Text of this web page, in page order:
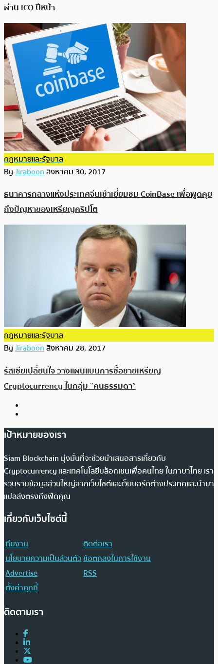
ผ่าน ICO ปีหน้า
กฎหมายและรัฐบาล
ByJiraboonสิงหาคม 30, 2017
ธนาคารกลางแห่งประเทศจีนเข้าเยี่ยมชม CoinBase เพื่อพูดคุย
ถึงปัญหาของเหรียญคริปโต
กฎหมายและรัฐบาล
ByJiraboonสิงหาคม 28, 2017
รัสเซียเปลี่ยนใจ วางแผนแบนการซื้อขายเหรียญ
Cryptocurrency ในกลุ่ม “คนธรรมดา”
เป้าหมายของเรา
Siam Blockchain มุ่งมั่นที่จะช่วยนำเสนอสารเกี่ยวกับ
Cryptocurrency และเทคโนโลยีบล็อกเชนเพื่อคนไทย ในภาษาไทย เรา
รวบรวมข้อมูลส่วนใหญ่จากเว็บไซต์และเว็บบอร์ดต่างประเทศและนำมา
แปลส่งตรงถึงฟีดคุณ
เกี่ยวกับเว็บไซต์นี้
ทีมงาน
ติดต่อเรา
นโยบายความเป็นส่วนตัวข้อตกลงในการใช้งาน
Advertise
RSS
ตั้งค่าคุกกี้
ติดตามเรา